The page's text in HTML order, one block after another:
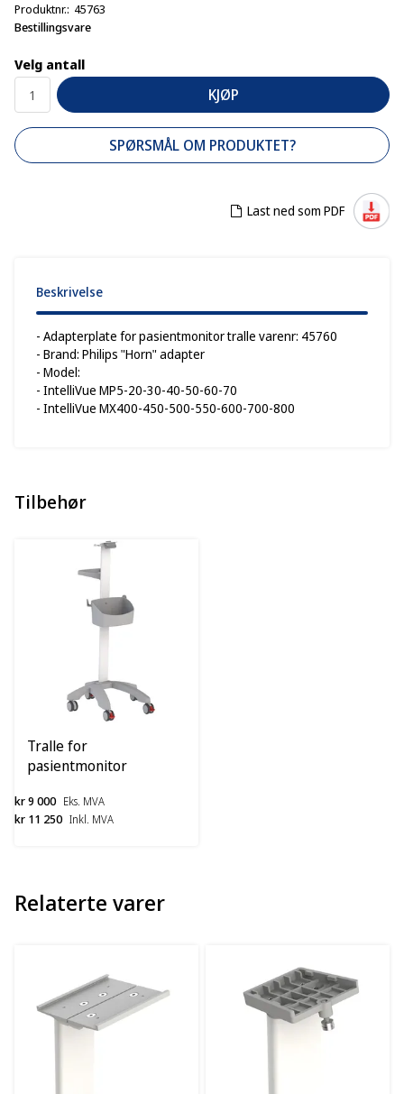
Produktnr. 45763
Bestillingsvare
Velg antall
KJØP
SPØRSMÅL OM PRODUKTET?
Last ned som PDF
Beskrivelse
- Adapterplate for pasientmonitor tralle varenr: 45760
- Brand: Philips "Horn" adapter
- Model:
- IntelliVue MP5-20-30-40-50-60-70
- IntelliVue MX400-450-500-550-600-700-800
Tilbehør
Tralle for
pasientmonitor
kr 9 000 Eks. MVA
kr 11 250 Inkl. MVA
Relaterte varer